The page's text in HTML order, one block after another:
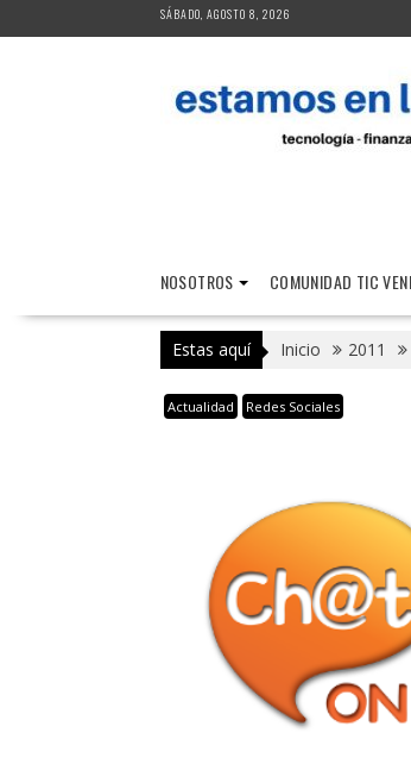
al
SÁBADO, AGOSTO 8, 2026
NOSOTROS COMUNIDAD TIC
Estas aquí Inicio 2011
Actualidad Redes Sociales